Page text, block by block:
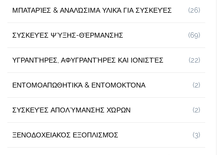
ΜΠΑΤΑΡΊΕΣ & ΑΝΑΛΏΣΙΜΑ ΥΛΙΚΆ ΓΙΑ ΣΥΣΚΕΥΈΣ (26)
ΣΥΣΚΕΥΈΣ ΨΎΞΗΣ-ΘΈΡΜΑΝΣΗΣ (69)
ΥΓΡΑΝΤΉΡΕΣ, ΑΦΥΓΡΑΝΤΉΡΕΣ ΚΑΙ ΙΟΝΙΣΤΈΣ (22)
ΕΝΤΟΜΟΑΠΩΘΗΤΙΚΆ & ΕΝΤΟΜΟΚΤΌΝΑ (2)
ΣΥΣΚΕΥΈΣ ΑΠΟΛΎΜΑΝΣΗΣ ΧΏΡΩΝ (2)
ΞΕΝΟΔΟΧΕΙΑΚΌΣ ΕΞΟΠΛΙΣΜΌΣ (3)